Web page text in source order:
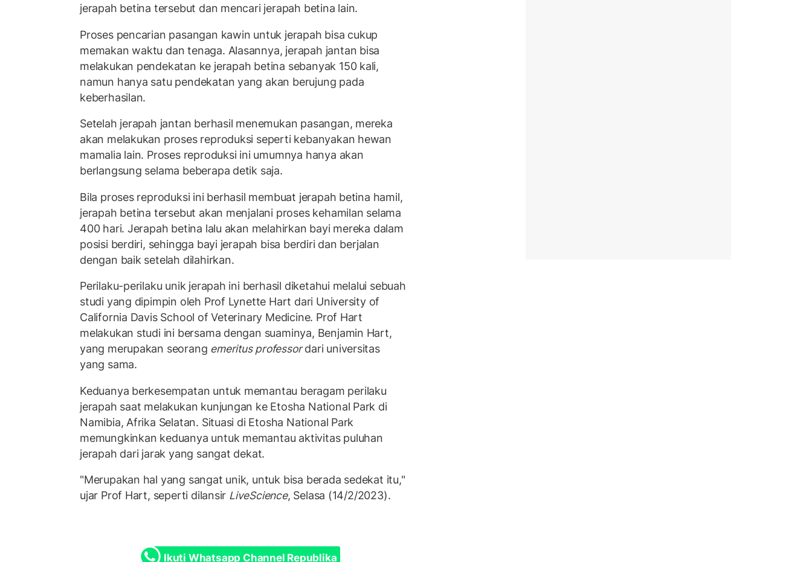
jerapah betina tersebut dan mencari jerapah betina lain.
Proses pencarian pasangan kawin untuk jerapah bisa cukup
memakan waktu dan tenaga. Alasannya, jerapah jantan bisa
melakukan pendekatan ke jerapah betina sebanyak 150 kali,
namun hanya satu pendekatan yang akan berujung pada
keberhasilan.
Setelah jerapah jantan berhasil menemukan pasangan, mereka
akan melakukan proses reproduksi seperti kebanyakan hewan
mamalia lain. Proses reproduksi ini umumnya hanya akan
berlangsung selama beberapa detik saja.
Bila proses reproduksi ini berhasil membuat jerapah betina hamil,
jerapah betina tersebut akan menjalani proses kehamilan selama
400 hari. Jerapah betina lalu akan melahirkan bayi mereka dalam
posisi berdiri, sehingga bayi jerapah bisa berdiri dan berjalan
dengan baik setelah dilahirkan.
Perilaku-perilaku unik jerapah ini berhasil diketahui melalui sebuah
studi yang dipimpin oleh Prof Lynette Hart dari University of
California Davis School of Veterinary Medicine. Prof Hart
melakukan studi ini bersama dengan suaminya, Benjamin Hart,
yang merupakan seorang emeritus professordari universitas
yang sama.
Keduanya berkesempatan untuk memantau beragam perilaku
jerapah saat melakukan kunjungan ke Etosha National Park di
Namibia, Afrika Selatan. Situasi di Etosha National Park
memungkinkan keduanya untuk memantau aktivitas puluhan
jerapah dari jarak yang sangat dekat.
"Merupakan hal yang sangat unik, untuk bisa berada sedekat itu,"
ujar Prof Hart, seperti dilansir LiveScience, Selasa (14/2/2023).
Ikuti Whatsapp Channel Republika